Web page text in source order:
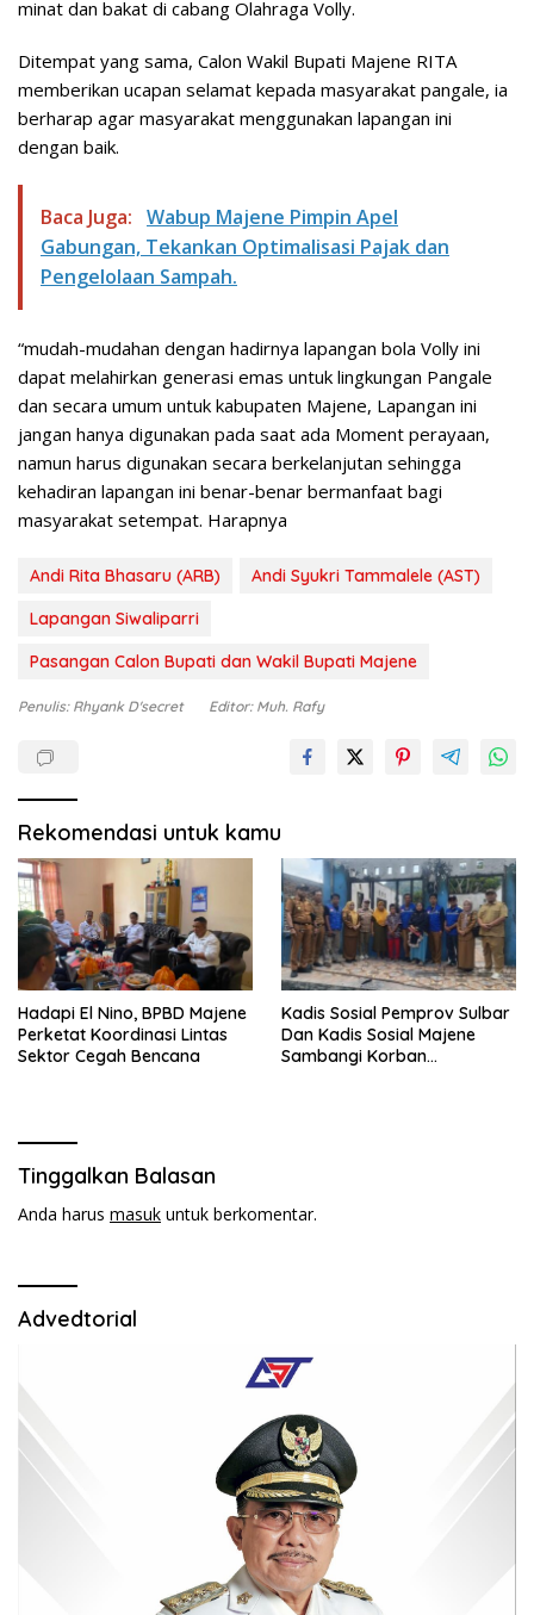
minat dan bakat di cabang Olahraga Volly.
Ditempat yang sama, Calon Wakil Bupati Majene RITA
memberikan ucapan selamat kepada masyarakat pangale, ia
berharap agar masyarakat menggunakan lapangan ini
dengan baik.
Baca Juga: Wabup Majene Pimpin Apel
Gabungan, Tekankan Optimalisasi Pajak dan
Pengelolaan Sampah.
“mudah-mudahan dengan hadirnya lapangan bola Volly ini
dapat melahirkan generasi emas untuk lingkungan Pangale
dan secara umum untuk kabupaten Majene, Lapangan ini
jangan hanya digunakan pada saat ada Moment perayaan,
namun harus digunakan secara berkelanjutan sehingga
kehadiran lapangan ini benar-benar bermanfaat bagi
masyarakat setempat. Harapnya
Andi Rita Bhasaru (ARB)
Andi Syukri Tammalele (AST)
Lapangan Siwaliparri
Pasangan Calon Bupati dan Wakil Bupati Majene
Penulis: Rhyank D'secret Editor: Muh. Rafy
Rekomendasi untuk kamu
Hadapi El Nino, BPBD Majene
Perketat Koordinasi Lintas
Sektor Cegah Bencana
Kadis Sosial Pemprov Sulbar
Dan Kadis Sosial Majene
Sambangi Korban
Tinggalkan Balasan
Anda harus masuk untuk berkomentar.
Advedtorial